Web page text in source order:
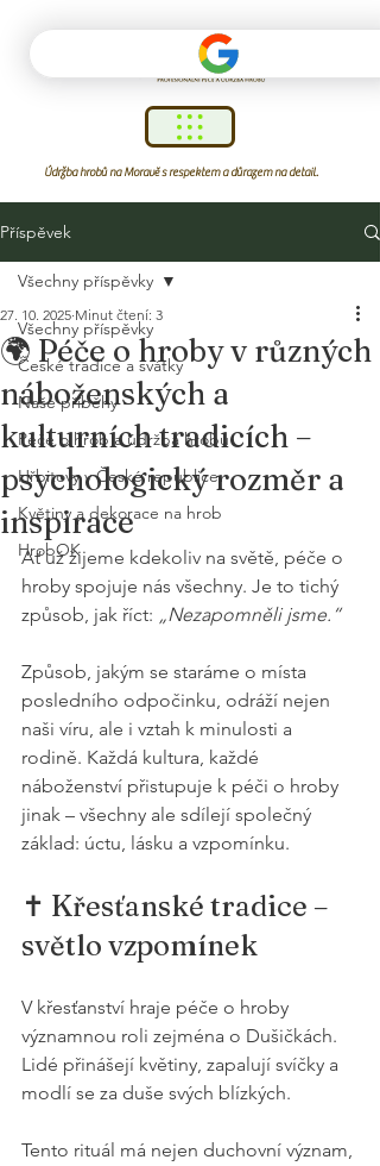
Údržba hrobů na Moravě s respektem a důrazem na detail.
Příspěvek
Všechny příspěvky
České tradice a svátky
Naše příběhy
Péče o hrob a údržba hrobu
Hřbitovy v České republice
Květiny a dekorace na hrob
HrobOK
Všechny příspěvky
🌍 Péče o hroby v různých
náboženských a
kulturních tradicích –
psychologický rozměr a
inspirace
27. 10. 2025 Minut čtení: 3
Ať už žijeme kdekoliv na světě, péče o
hroby spojuje nás všechny. Je to tichý
způsob, jak říct: „Nezapomněli jsme.“
Způsob, jakým se staráme o místa
posledního odpočinku, odráží nejen
naši víru, ale i vztah k minulosti a
rodině. Každá kultura, každé
náboženství přistupuje k péči o hroby
jinak – všechny ale sdílejí společný
základ: úctu, lásku a vzpomínku.
✝️ Křesťanské tradice –
světlo vzpomínek
V křesťanství hraje péče o hroby
významnou roli zejména o Dušičkách.
Lidé přinášejí květiny, zapalují svíčky a
modlí se za duše svých blízkých.
Tento rituál má nejen duchovní význam,